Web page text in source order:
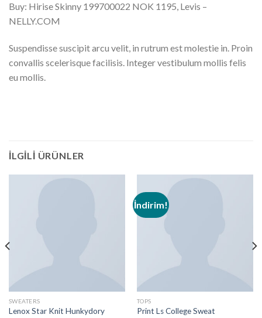
Buy: Hirise Skinny 199700022 NOK 1195, Levis –
NELLY.COM
Suspendisse suscipit arcu velit, in rutrum est molestie in. Proin
convallis scelerisque facilisis. Integer vestibulum mollis felis
eu mollis.
İLGILI ÜRÜNLER
SWEATERS
Lenox Star Knit Hunkydory
İndirim!
TOPS
Print Ls College Sweat